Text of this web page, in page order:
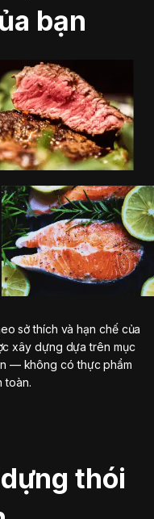
bạn
sở thích và hạn chế của
xây dựng dựa trên mục
— không có thực phẩm
toàn.
thói